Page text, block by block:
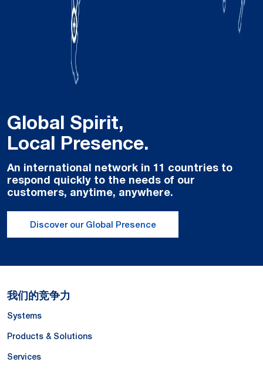
Global Spirit,
Local Presence.
An international network in 11 countries to
respond quickly to the needs of our
customers, anytime, anywhere.
Discover our Global Presence
我们的竞争力
Systems
Products & Solutions
Services